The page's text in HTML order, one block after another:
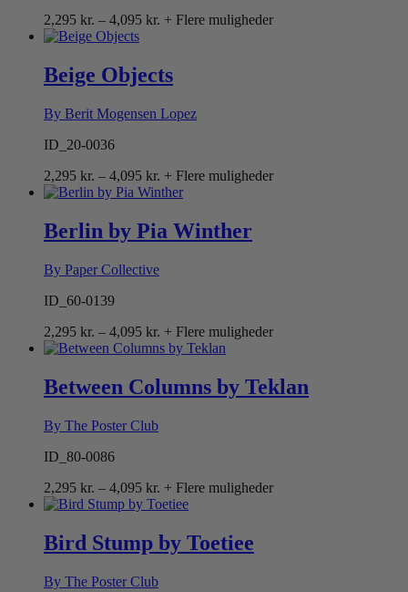
2,295 kr. – 4,095 kr. Prisinterval:
4,095 kr.
+ Flere muligheder
Beige Objects
By Berit Mogensen Lopez
ID_20-0036
2,295 kr. – 4,095 kr. Prisinterval:
2,295 kr.
4,095 kr.
+ Flere muligheder
Berlin by Pia Winther
By Paper Collective
ID_60-0139
2,295 kr. – 4,095 kr. Prisinterval:
2,295 kr.
+ Flere muligheder
Between Columns by Teklan
By The Poster Club
ID_80-0086
2,295 kr. – 4,095 kr. Prisinterval:
2,295 kr.
4,095 kr.
+ Flere muligheder
Bird Stump by Toetiee
By The Poster Club